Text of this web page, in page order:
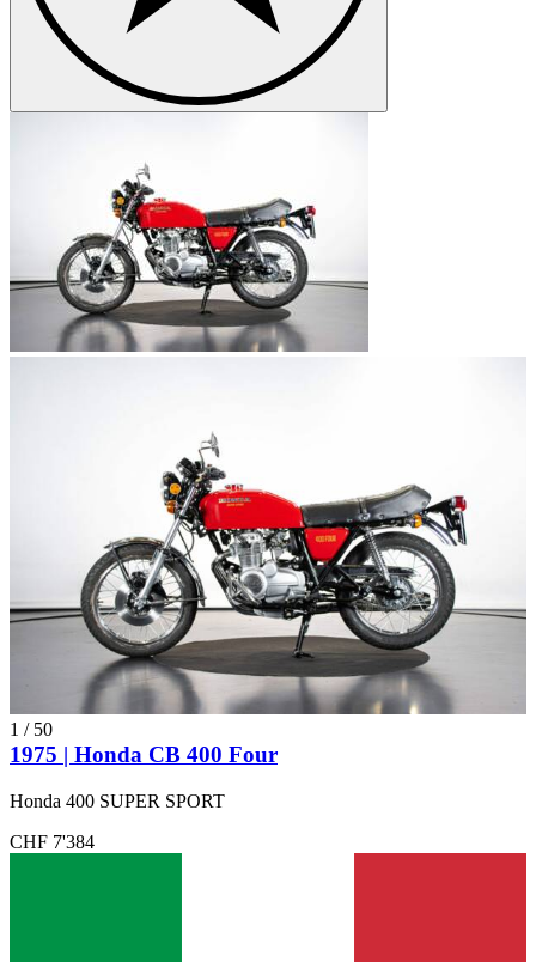
1 / 50
1975 | Honda CB 400 Four
Honda 400 SUPER SPORT
CHF 7'384